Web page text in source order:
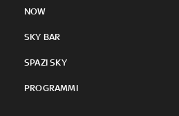
NOW
SKY BAR
SPAZI SKY
PROGRAMMI